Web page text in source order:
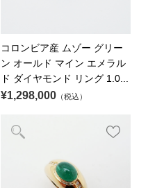
コロンビア産 ムゾー グリー
ン オールド マイン エメラル
ド ダイヤモンド リング 1.0...
¥1,298,000 （税込）